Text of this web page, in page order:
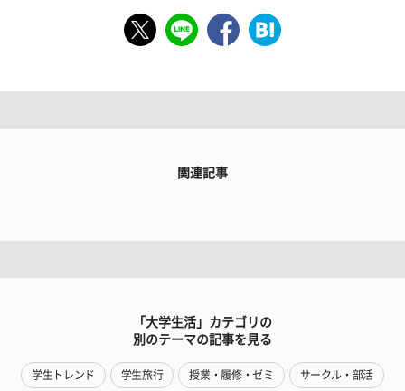
関連記事
「大学生活」カテゴリの
別のテーマの記事を見る
学生トレンド 学生旅行 授業・履修・ゼミ サークル・部活